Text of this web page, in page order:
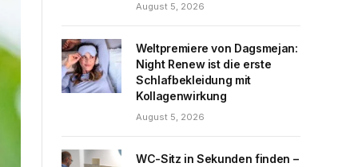
August 5, 2026
Weltpremiere von Dagsmejan:
Night Renew ist die erste
Schlafbekleidung mit
Kollagenwirkung
August 5, 2026
WC-Sitz in Sekunden finden –